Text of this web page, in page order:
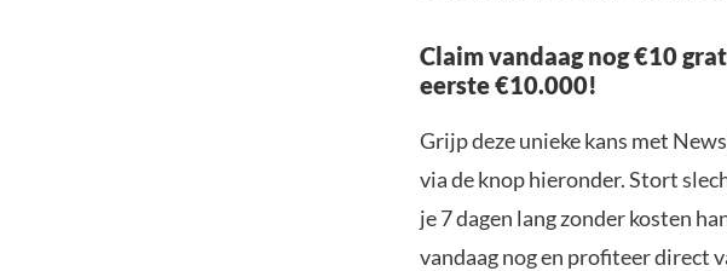
Claim vandaag nog €10
eerste €10.000!
Grijp deze unieke kans met
via de knop hieronder. Stort
je 7 dagen lang zonder kosten
vandaag nog en profiteer direct